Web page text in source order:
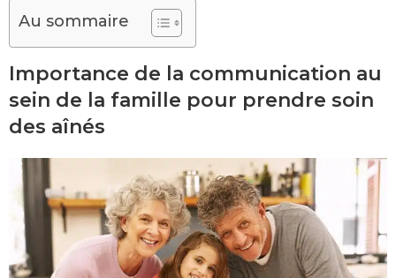
Au sommaire
Importance de la communication au
sein de la famille pour prendre soin
des aînés